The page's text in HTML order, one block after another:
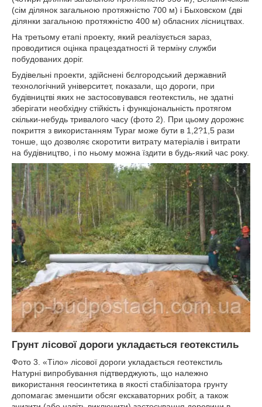
(сім ділянок загальною протяжністю 700 м) і Быховском (дві
ділянки загальною протяжністю 400 м) обласних лісництвах.
На третьому етапі проекту, який реалізується зараз,
проводитися оцінка працездатності й терміну служби
побудованих доріг.
Будівельні проекти, здійснені бєлгородський державний
технологічний університет, показали, що дороги, при
будівництві яких не застосовувався геотекстиль, не здатні
зберігати необхідну стійкість і функціональність протягом
скільки-небудь тривалого часу (фото 2). При цьому дорожнє
покриття з використанням Typar може бути в 1,2?1,5 рази
тонше, що дозволяє скоротити витрату матеріалів і витрати
на будівництво, і по ньому можна їздити в будь-який час року.
Грунт лісової дороги укладається геотекстиль
Фото 3. «Тіло» лісової дороги укладається геотекстиль
Натурні випробування підтверджують, що належно
використання геосинтетика в якості стабілізатора грунту
допомагає зменшити обсяг екскаваторних робіт, а також